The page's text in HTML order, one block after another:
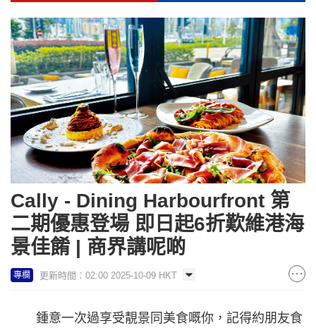
Cally - Dining Harbourfront 第
二期優惠登場 即日起6折歎維港海
景佳餚 | 商界講呢啲
專欄 更新時間：02:00 2025-10-09 HKT
鍾意一次過享受靚景同美食嘅你，記得約朋友食